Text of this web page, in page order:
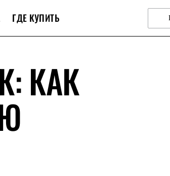
ГДЕ КУПИТЬ
КАК